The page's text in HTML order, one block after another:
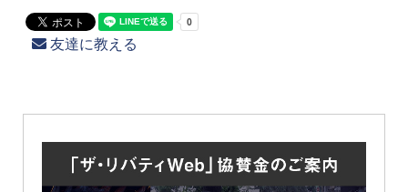
友達に教える